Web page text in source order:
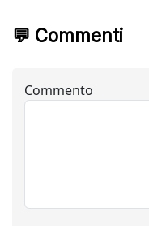
💬 Commenti